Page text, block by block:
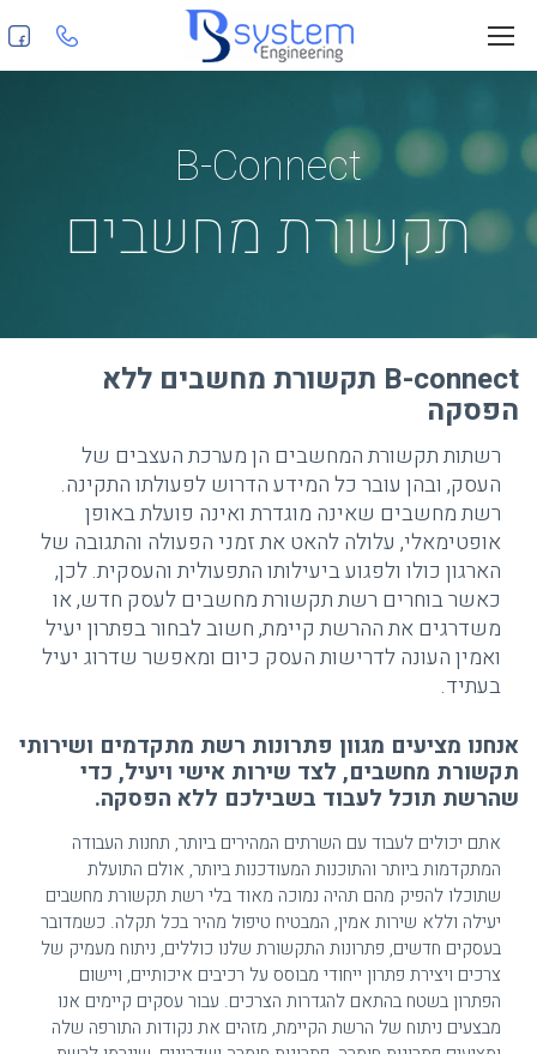
B-Connect
תקשורת מחשבים
B-connect תקשורת מחשבים ללא
הפסקה
רשתות תקשורת המחשבים הן מערכת העצבים של
העסק, ובהן עובר כל המידע הדרוש לפעולתו התקינה.
רשת מחשבים שאינה מוגדרת ואינה פועלת באופן
אופטימאלי, עלולה להאט את זמני הפעולה והתגובה של
הארגון כולו ולפגוע ביעילותו התפעולית והעסקית. לכן,
כאשר בוחרים רשת תקשורת מחשבים לעסק חדש, או
משדרגים את ההרשת קיימת, חשוב לבחור בפתרון יעיל
ואמין העונה לדרישות העסק כיום ומאפשר שדרוג יעיל
בעתיד.
אנחנו מציעים מגוון פתרונות רשת מתקדמים ושירותי
תקשורת מחשבים, לצד שירות אישי ויעיל, כדי
שהרשת תוכל לעבוד בשבילכם ללא הפסקה.
אתם יכולים לעבוד עם השרתים המהירים ביותר, תחנות העבודה
המתקדמות ביותר והתוכנות המעודכנות ביותר, אולם התועלת
שתוכלו להפיק מהם תהיה נמוכה מאוד בלי רשת תקשורת מחשבים
יעילה וללא שירות אמין, המבטיח טיפול מהיר בכל תקלה. כשמדובר
בעסקים חדשים, פתרונות התקשורת שלנו כוללים, ניתוח מעמיק של
צרכים ויצירת פתרון ייחודי מבוסס על רכיבים איכותיים, ויישום
הפתרון בשטח בהתאם להגדרות הצרכים. עבור עסקים קיימים אנו
מבצעים ניתוח של הרשת הקיימת, מזהים את נקודות התורפה שלה